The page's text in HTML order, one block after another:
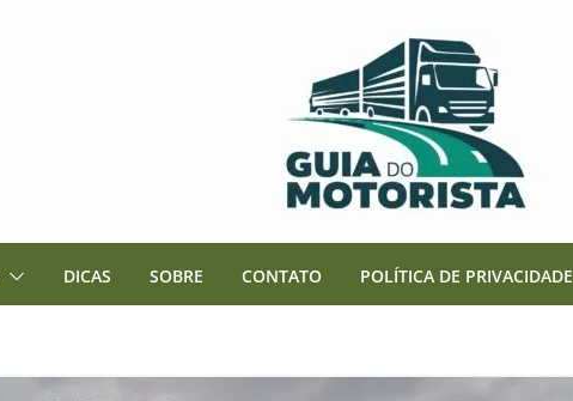
DICAS SOBRE CONTATO POLÍTICA DE PRIVACIDADE